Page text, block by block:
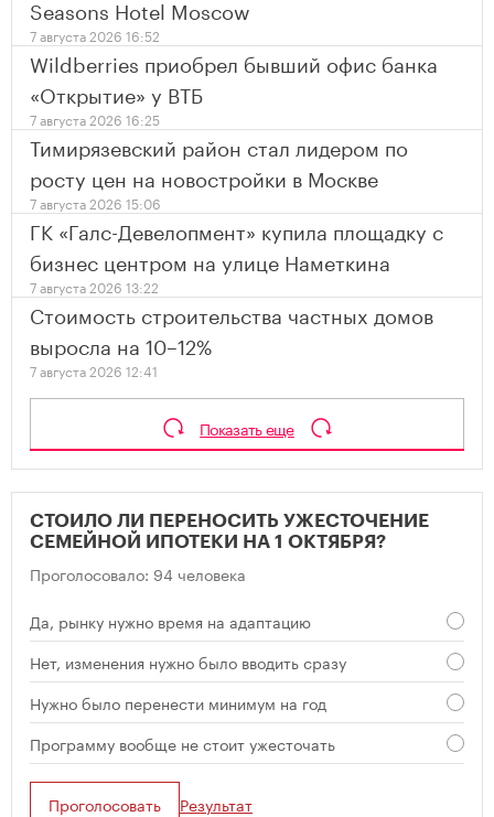
Seasons Hotel Moscow
7 августа 2026 16:52
Wildberries приобрел бывший офис банка
«Открытие» у ВТБ
7 августа 2026 16:25
Тимирязевский район стал лидером по
росту цен на новостройки в Москве
7 августа 2026 15:06
ГК «Галс-Девелопмент» купила площадку с
бизнес центром на улице Наметкина
7 августа 2026 13:22
Стоимость строительства частных домов
выросла на 10–12%
7 августа 2026 12:41
Показать еще
СТОИЛО ЛИ ПЕРЕНОСИТЬ УЖЕСТОЧЕНИЕ
СЕМЕЙНОЙ ИПОТЕКИ НА 1 ОКТЯБРЯ?
Проголосовало: 94 человека
Да, рынку нужно время на адаптацию
Нет, изменения нужно было вводить сразу
Нужно было перенести минимум на год
Программу вообще не стоит ужесточать
Проголосовать Результат